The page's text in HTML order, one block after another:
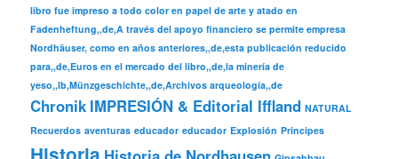
libro fue impreso a todo color en papel de arte y atado en
Fadenheftung,,de,A través del apoyo financiero se permite empresa
Nordhäuser, como en años anteriores,,de,esta publicación reducido
para,,de,Euros en el mercado del libro,,de,la minería de
yeso,,lb,Münzgeschichte,,de,Archivos arqueología,,de
Chronik IMPRESIÓN & Editorial Iffland NATURAL
Recuerdos aventuras educador educador Explosión Príncipes